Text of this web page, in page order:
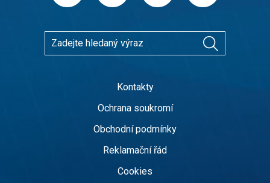
Kontakty
Ochrana soukromí
Obchodní podmínky
Reklamační řád
Cookies